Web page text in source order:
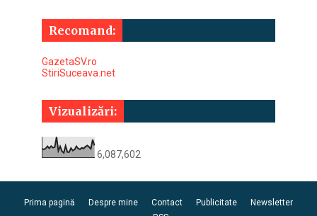
Recomand:
GazetaSV.ro
StiriSuceava.net
Vizualizări:
6,087,602
Prima pagină Despre mine Contact Publicitate
Newsletter